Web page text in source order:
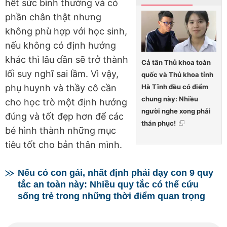
Cả tân Thủ khoa toàn
quốc và Thủ khoa tỉnh
Hà Tĩnh đều có điểm
chung này: Nhiều
người nghe xong phải
thán phục!
hết sức bình thường và có
phần chân thật nhưng
không phù hợp với học sinh,
nếu không có định hướng
khác thì lâu dần sẽ trở thành
lối suy nghĩ sai lầm. Vì vậy,
phụ huynh và thầy cô cần
cho học trò một định hướng
đúng và tốt đẹp hơn để các
bé hình thành những mục
tiêu tốt cho bản thân mình.
Nếu có con gái, nhất định phải dạy con 9 quy
tắc an toàn này: Nhiều quy tắc có thể cứu
sống trẻ trong những thời điểm quan trọng